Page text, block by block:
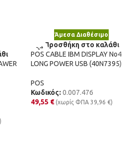
)
Άμεσα Διαθέσιμο
Προσθήκη στο καλάθι
POS CABLE IBM DISPLAY No4
LONG POWER USB (40N7395)
POS
Κωδικός: 0.007.476
49,55 € (χωρίς ΦΠΑ 39,96 €)